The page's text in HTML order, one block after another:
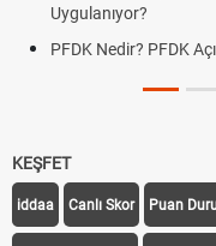
Uygulanıyor?
PFDK Nedir? PFDK
KEŞFET
iddaa Canlı Skor Puan